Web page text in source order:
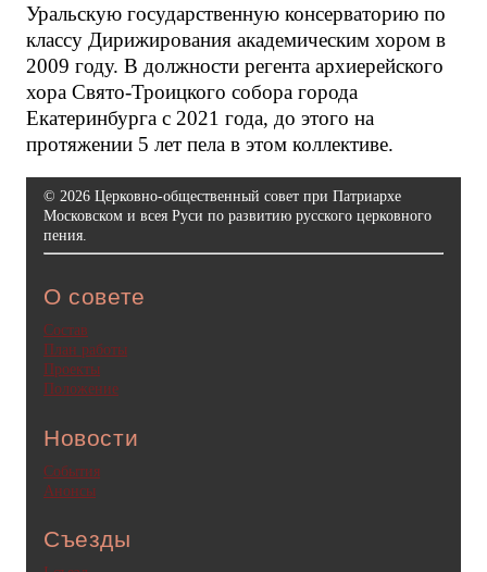
Уральскую государственную консерваторию по
классу Дирижирования академическим хором в
2009 году. В должности регента архиерейского
хора Свято-Троицкого собора города
Екатеринбурга с 2021 года, до этого на
протяжении 5 лет пела в этом коллективе.
© 2026 Церковно-общественный совет при Патриархе
Московском и всея Руси по развитию русского церковного
пения.
О совете
Состав
План работы
Проекты
Положение
Новости
События
Анонсы
Съезды